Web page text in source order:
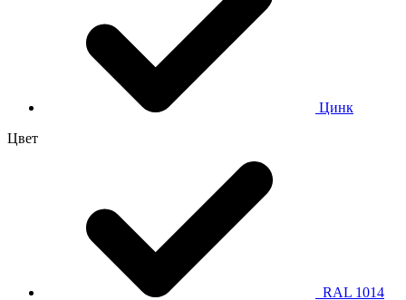
Цинк
Цвет
RAL 1014